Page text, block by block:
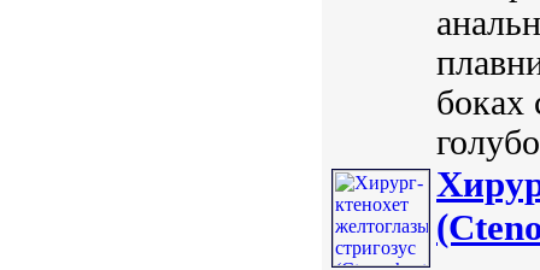
боках